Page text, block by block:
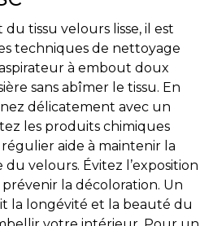
tissu velours lisse, il est
techniques de nettoyage
à embout doux
sans abîmer le tissu. En
délicatement avec un
les produits chimiques
régulier aide à maintenir la
velours. Évitez l’exposition
la décoloration. Un
la longévité et la beauté du